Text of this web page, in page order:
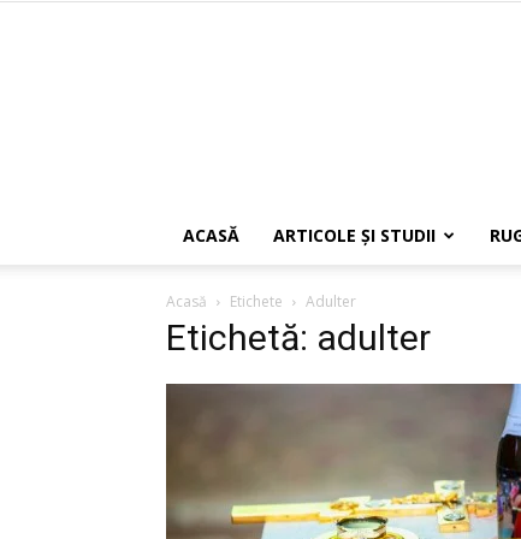
ACASĂ ARTICOLE ŞI STUDII
Acasă Etichete Adulter
Etichetă: adulter